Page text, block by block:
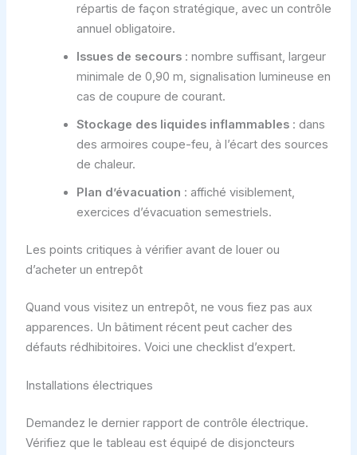
répartis de façon stratégique, avec un contrôle
annuel obligatoire.
Issues de secours: nombre suffisant, largeur
minimale de 0,90 m, signalisation lumineuse en
cas de coupure de courant.
Stockage des liquides inflammables: dans
des armoires coupe-feu, à l’écart des sources
de chaleur.
Plan d’évacuation : affiché visiblement,
exercices d’évacuation semestriels.
Les points critiques à vérifier avant de louer ou
d’acheter un entrepôt
Quand vous visitez un entrepôt, ne vous fiez pas aux
apparences. Un bâtiment récent peut cacher des
défauts rédhibitoires. Voici une checklist d’expert.
Installations électriques
Demandez le dernier rapport de contrôle électrique.
Vérifiez que le tableau est équipé de disjoncteurs